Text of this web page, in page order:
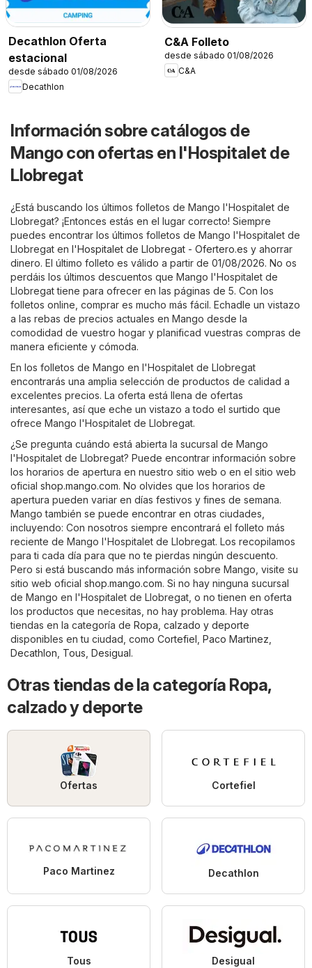
Decathlon Oferta
estacional
desde sábado 01/08/2026
Decathlon
C&A Folleto
desde sábado 01/08/2026
C&A
Información sobre catálogos de
Mango con ofertas en l'Hospitalet de
Llobregat
¿Está buscando los últimos folletos de Mango l'Hospitalet de
Llobregat? ¡Entonces estás en el lugar correcto! Siempre
puedes encontrar los últimos folletos de Mango l'Hospitalet de
Llobregat en l'Hospitalet de Llobregat - Ofertero.es y ahorrar
dinero. El último folleto es válido a partir de 01/08/2026. No os
perdáis los últimos descuentos que Mango l'Hospitalet de
Llobregat tiene para ofrecer en las páginas de 5. Con los
folletos online, comprar es mucho más fácil. Echadle un vistazo
a las rebas de precios actuales en Mango desde la
comodidad de vuestro hogar y planificad vuestras compras de
manera eficiente y cómoda.
En los folletos de Mango en l'Hospitalet de Llobregat
encontrarás una amplia selección de productos de calidad a
excelentes precios. La oferta está llena de ofertas
interesantes, así que eche un vistazo a todo el surtido que
ofrece Mango l'Hospitalet de Llobregat.
¿Se pregunta cuándo está abierta la sucursal de Mango
l'Hospitalet de Llobregat? Puede encontrar información sobre
los horarios de apertura en nuestro sitio web o en el sitio web
oficial shop.mango.com. No olvides que los horarios de
apertura pueden variar en días festivos y fines de semana.
Mango también se puede encontrar en otras ciudades,
incluyendo: Con nosotros siempre encontrará el folleto más
reciente de Mango l'Hospitalet de Llobregat. Los recopilamos
para ti cada día para que no te pierdas ningún descuento.
Pero si está buscando más información sobre Mango, visite su
sitio web oficial shop.mango.com. Si no hay ninguna sucursal
de Mango en l'Hospitalet de Llobregat, o no tienen en oferta
los productos que necesitas, no hay problema. Hay otras
tiendas en la categoría de Ropa, calzado y deporte
disponibles en tu ciudad, como Cortefiel, Paco Martinez,
Decathlon, Tous, Desigual.
Otras tiendas de la categoría Ropa,
calzado y deporte
Ofertas Cortefiel
Paco Martinez Decathlon
Tous Desigual